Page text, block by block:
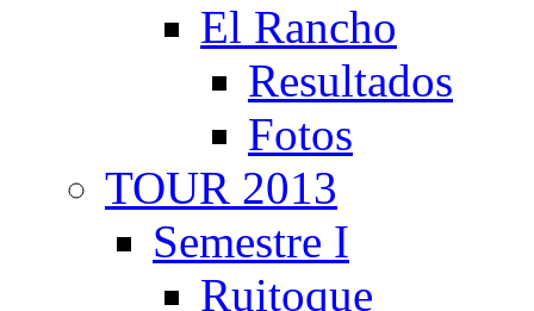
El Rancho
Resultados
Fotos
TOUR 2013
Semestre I
Ruitoque